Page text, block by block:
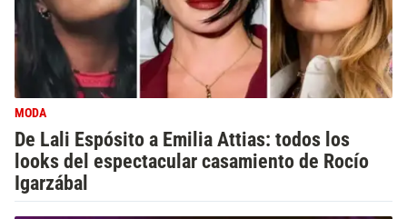
MODA
De Lali Espósito a Emilia Attias: todos los
looks del espectacular casamiento de Rocío
Igarzábal